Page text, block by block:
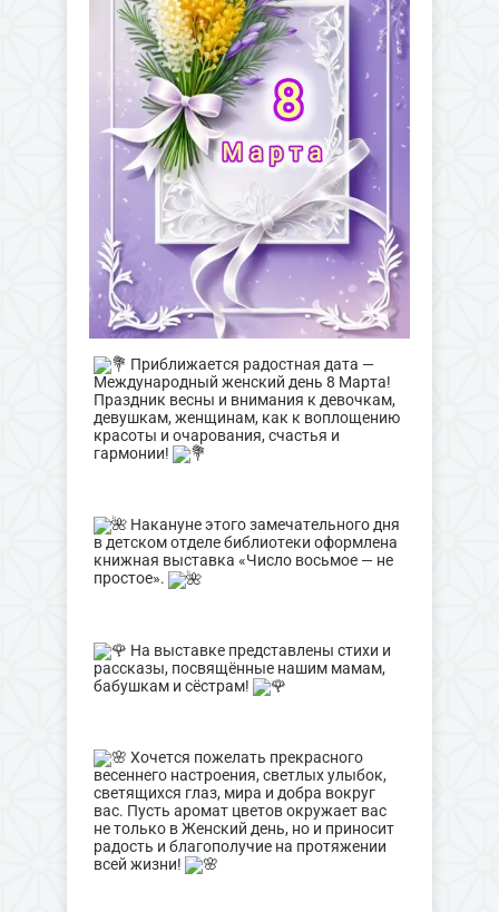
Приближается радостная дата —
Международный женский день 8 Марта!
Праздник весны и внимания к девочкам,
девушкам, женщинам, как к воплощению
красоты и очарования, счастья и
гармонии!
Накануне этого замечательного дня
в детском отделе библиотеки оформлена
книжная выставка «Число восьмое — не
простое».
На выставке представлены стихи и
рассказы, посвящённые нашим мамам,
бабушкам и сёстрам!
Хочется пожелать прекрасного
весеннего настроения, светлых улыбок,
светящихся глаз, мира и добра вокруг
вас. Пусть аромат цветов окружает вас
не только в Женский день, но и приносит
радость и благополучие на протяжении
всей жизни!